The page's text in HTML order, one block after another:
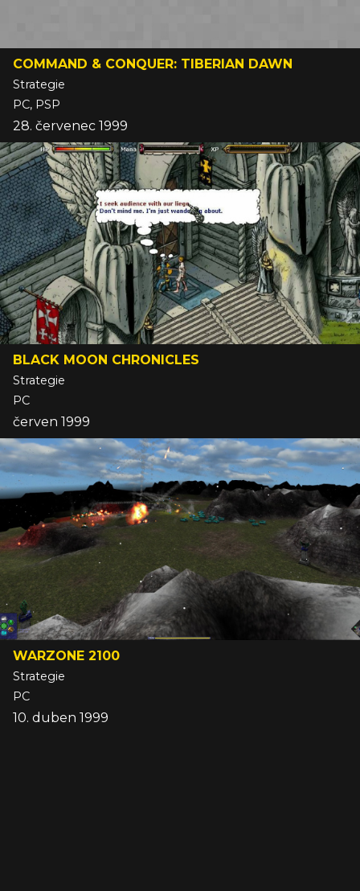
COMMAND & CONQUER: TIBERIAN DAWN
Strategie
PC, PSP
28. červenec 1999
BLACK MOON CHRONICLES
Strategie
PC
červen 1999
WARZONE 2100
Strategie
PC
10. duben 1999